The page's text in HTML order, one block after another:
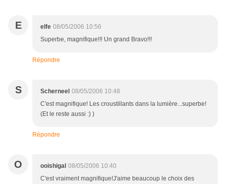
E elfe 08/05/2006 10:56
Superbe, magnifique!!! Un grand Bravo!!!
Répondre
S Scherneel 08/05/2006 10:48
C'est magnifique! Les croustillants dans la lumière...superbe!
(Et le reste aussi :) )
Répondre
O ooishigal 08/05/2006 10:40
C'est vraiment magnifique!J'aime beaucoup le choix des